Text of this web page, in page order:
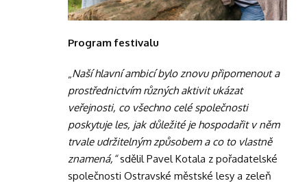
Program festivalu
Naší hlavní ambicí bylo znovu připomenout a
prostřednictvím různých aktivit ukázat
veřejnosti, co všechno celé společnosti
poskytuje les, jak důležité je hospodařit v něm
trvale udržitelným způsobem a co to vlastně
znamená,“sdělil Pavel Kotala z pořadatelské
společnosti Ostravské městské lesy a zeleň